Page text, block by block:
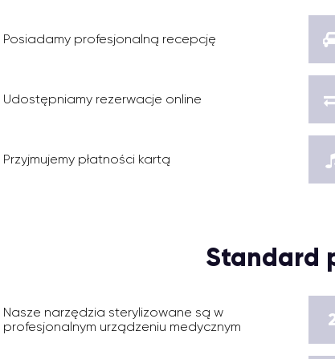
Posiadamy profesjonalną recepcję
Udostępniamy rezerwacje online
Przyjmujemy płatności kartą
Standard
Nasze narzędzia sterylizowane są w
profesjonalnym urządzeniu medycznym